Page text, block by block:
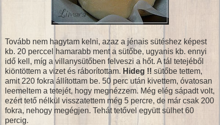
Tovább nem hagytam kelni, azaz a jénais sütéshez képest
kb. 20 perccel hamarabb ment a sütőbe, ugyanis kb. ennyi
idő kell, míg a villanysütőben felveszi a hőt. A tál tetejéből
kiöntöttem a vizet és ráborítottam. Hideg !! sütőbe tettem,
amit 220 fokra állítottam be. 50 perc után kivettem, óvatosan
leemeltem a tetejét, hogy megnézzem. Még elég sápadt volt,
ezért tető nélkül visszatettem még 5 percre, de már csak 200
fokra, nehogy megégjen. Tehát tetővel együtt sülhet 60
percig.